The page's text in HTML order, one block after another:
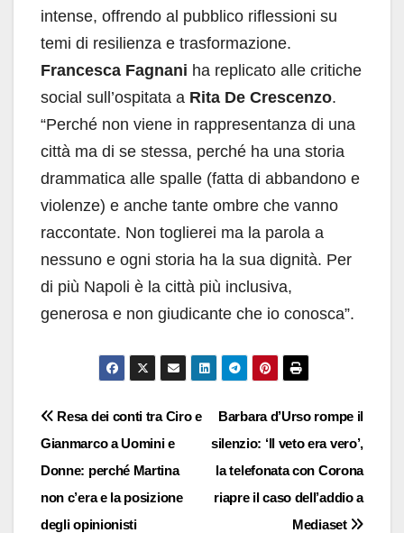
intense, offrendo al pubblico riflessioni su
temi di resilienza e trasformazione.
Francesca Fagnani ha replicato alle critiche
social sull’ospitata a Rita De Crescenzo.
“Perché non viene in rappresentanza di una
città ma di se stessa, perché ha una storia
drammatica alle spalle (fatta di abbandono e
violenze) e anche tante ombre che vanno
raccontate. Non toglierei ma la parola a
nessuno e ogni storia ha la sua dignità. Per
di più Napoli è la città più inclusiva,
generosa e non giudicante che io conosca”.
Navigazione
articoli
Barbara d’Urso rompe il
silenzio: ‘Il veto era vero’,
la telefonata con Corona
riapre il caso dell’addio a
Mediaset
Resa dei conti tra Ciro e
Gianmarco a Uomini e
Donne: perché Martina
non c’era e la posizione
degli opinionisti